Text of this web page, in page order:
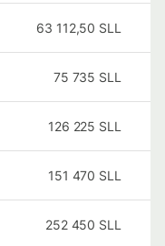
63 112,50 SLL
75 735 SLL
126 225 SLL
151 470 SLL
252 450 SLL